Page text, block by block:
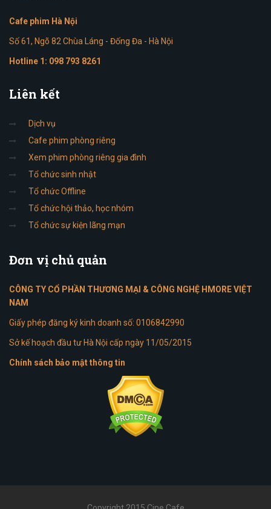
Cafe phim Hà Nội
Số 61, Ngõ 82 Chùa Láng - Đống Đa - Hà Nội
Hotline 1: 098 793 8261
Liên kết
Dịch vụ
Cafe phim phòng riêng
Xem phim phòng riêng gia đình
Tổ chức sinh nhật
Tổ chức Offline
Tổ chức hội thảo, học nhóm
Tổ chức sự kiện lãng mạn
Đơn vị chủ quản
CÔNG TY CỔ PHẦN THƯƠNG MẠI & CÔNG NGHỆ HMORE VIỆT
NAM
Giấy phép đăng ký kinh doanh số: 0106842990
Sở kế hoạch đầu tư Hà Nội cấp ngày 11/05/2015
Chính sách bảo mật thông tin